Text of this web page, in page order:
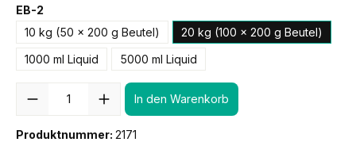
EB-2
10 kg (50 x 200 g Beutel)
20 kg (100 x 200 g Beutel)
1000 ml Liquid
5000 ml Liquid
In den Warenkorb
Produktnummer: 2171